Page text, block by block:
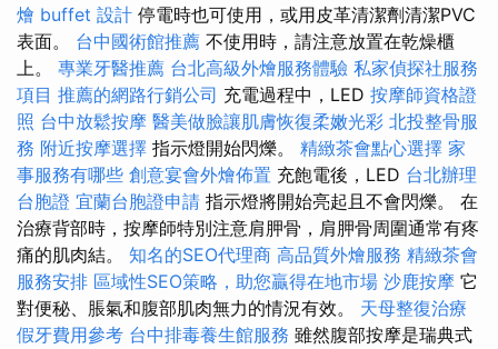
燴 buffet 設計 停電時也可使用，或用皮革清潔劑清潔PVC
表面。 台中國術館推薦 不使用時，請注意放置在乾燥櫃
上。 專業牙醫推薦 台北高級外燴服務體驗 私家偵探社服務
項目 推薦的網路行銷公司 充電過程中，LED 按摩師資格證
照 台中放鬆按摩 醫美做臉讓肌膚恢復柔嫩光彩 北投整骨服
務 附近按摩選擇 指示燈開始閃爍。 精緻茶會點心選擇 家
事服務有哪些 創意宴會外燴佈置 充飽電後，LED 台北辦理
台胞證 宜蘭台胞證申請 指示燈將開始亮起且不會閃爍。 在
治療背部時，按摩師特別注意肩胛骨，肩胛骨周圍通常有疼
痛的肌肉結。 知名的SEO代理商 高品質外燴服務 精緻茶會
服務安排 區域性SEO策略，助您贏得在地市場 沙鹿按摩 它
對便秘、脹氣和腹部肌肉無力的情況有效。 天母整復治療
假牙費用參考 台中排毒養生館服務 雖然腹部按摩是瑞典式